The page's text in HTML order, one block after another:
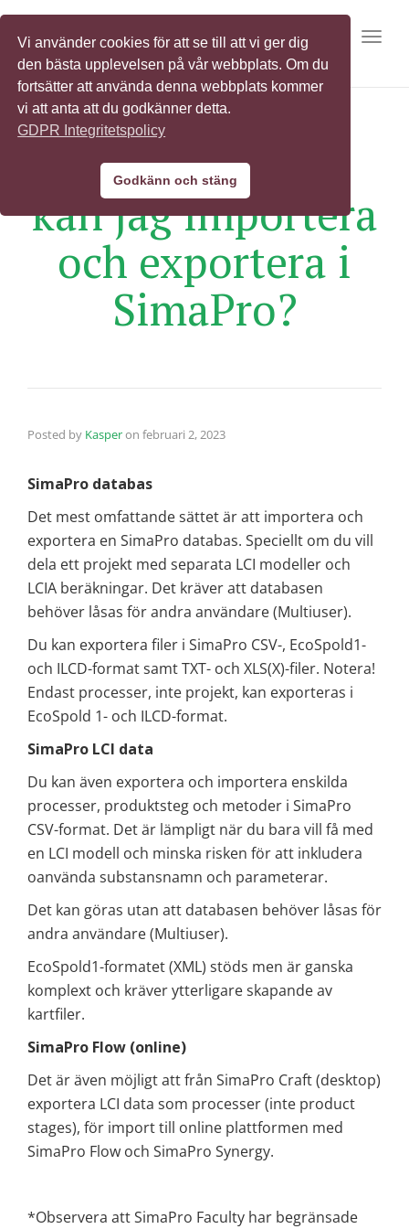
Vilka filformat
kan jag importera
och exportera i
SimaPro?
Posted by Kasperon februari 2, 2023
SimaPro databas
Det mest omfattande sättet är att importera och
exportera en SimaPro databas. Speciellt om du vill
dela ett projekt med separata LCI modeller och
LCIA beräkningar. Det kräver att databasen
behöver låsas för andra användare (Multiuser).
Du kan exportera filer i SimaPro CSV-, EcoSpold1-
och ILCD-format samt TXT- och XLS(X)-filer. Notera!
Endast processer, inte projekt, kan exporteras i
EcoSpold 1- och ILCD-format.
SimaPro LCI data
Du kan även exportera och importera enskilda
processer, produktsteg och metoder i SimaPro
CSV-format. Det är lämpligt när du bara vill få med
en LCI modell och minska risken för att inkludera
oanvända substansnamn och parameterar.
Det kan göras utan att databasen behöver låsas för
andra användare (Multiuser).
EcoSpold1-formatet (XML) stöds men är ganska
komplext och kräver ytterligare skapande av
kartfiler.
SimaPro Flow (online)
Det är även möjligt att från SimaPro Craft (desktop)
exportera LCI data som processer (inte product
stages), för import till online plattformen med
SimaPro Flow och SimaPro Synergy.
*Observera att SimaPro Faculty har begränsade
Vi använder cookies för att se till att vi ger dig
den bästa upplevelsen på vår webbplats. Om du
fortsätter att använda denna webbplats kommer
vi att anta att du godkänner detta.
GDPR Integritetspolicy
Godkänn och stäng